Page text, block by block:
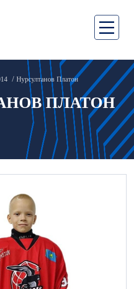
Нурсултанов Платон
ПЛАТОН